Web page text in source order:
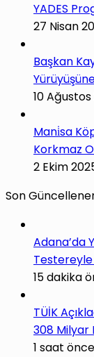
YADES
27 Nisan
Başkan
10
Mani̇sa
Korkmaz
2 Ekim
Son
Adana’da
Testereyle
15 dakika
TÜİK
308 Milyar
1 saat önce